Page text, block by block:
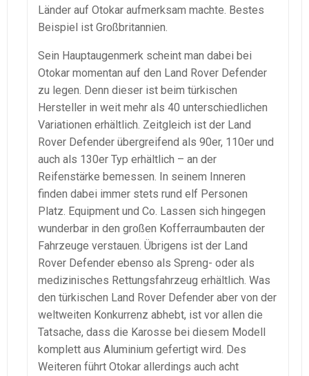
Länder auf Otokar aufmerksam machte. Bestes
Beispiel ist Großbritannien.
Sein Hauptaugenmerk scheint man dabei bei
Otokar momentan auf den Land Rover Defender
zu legen. Denn dieser ist beim türkischen
Hersteller in weit mehr als 40 unterschiedlichen
Variationen erhältlich. Zeitgleich ist der Land
Rover Defender übergreifend als 90er, 110er und
auch als 130er Typ erhältlich – an der
Reifenstärke bemessen. In seinem Inneren
finden dabei immer stets rund elf Personen
Platz. Equipment und Co. Lassen sich hingegen
wunderbar in den großen Kofferraumbauten der
Fahrzeuge verstauen. Übrigens ist der Land
Rover Defender ebenso als Spreng- oder als
medizinisches Rettungsfahrzeug erhältlich. Was
den türkischen Land Rover Defender aber von der
weltweiten Konkurrenz abhebt, ist vor allen die
Tatsache, dass die Karosse bei diesem Modell
komplett aus Aluminium gefertigt wird. Des
Weiteren führt Otokar allerdings auch acht